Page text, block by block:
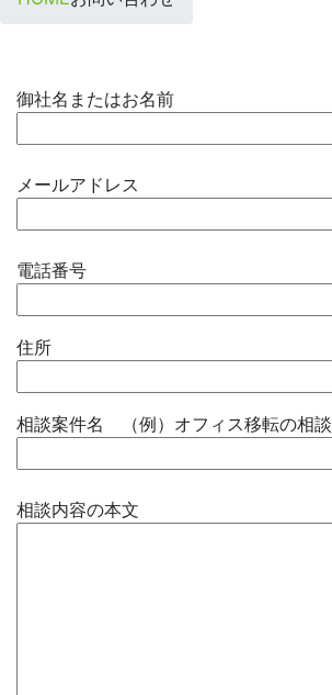
御社名またはお名前
メールアドレス
電話番号
住所
相談案件名 （例）オフィス移転の相談
相談内容の本文